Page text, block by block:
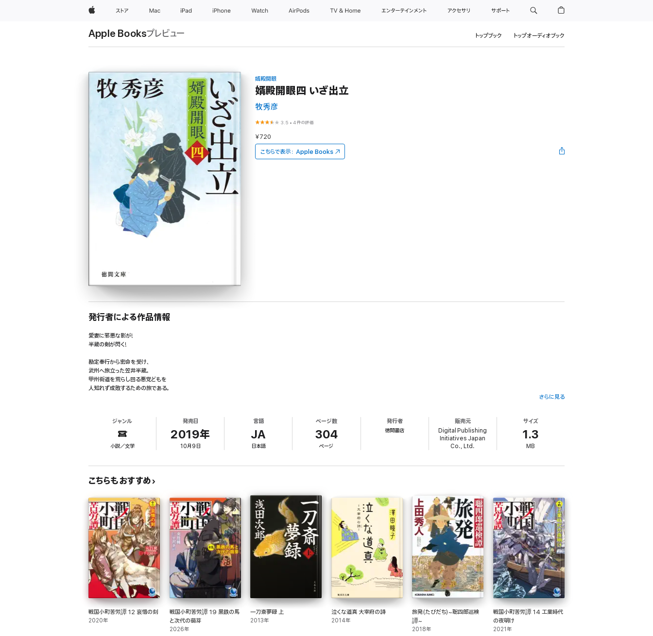
Appleストア Mac iPad iPhone Watch AirPods TV & Home エンターテインメント アクセサリ サポート
Apple Booksプレビュー トップブック トップオーディオブック
婿殿開眼
婿殿開眼四 いざ出立
牧秀彦
3.5 •4件の評価
¥720
こちらで表示： Apple Books
発行者による作品情報
愛妻に邪悪な影が!
半蔵の剣が閃く!
勘定奉行から密命を受け、
武州へ旅立った笠井半蔵。
甲州街道を荒らし回る悪党どもを
人知れず成敗するための旅である。
一方、江戸に残してきた愛妻・佐和にも邪悪な影が忍び寄っていた――!
(『算盤侍影御用 婿殿勝負』改題)
<目次>
第一章 半蔵独り旅
第二章 意地焼く愛妻
第四章 危機迫る夫婦
第五章 九死に一生
第六章 好敵手との一夜
第七章 不器用なれど
第八章 護るが使命
さらに見る
ジャンル
小説／文学
発売日
2019年
10月9日
言語
JA
日本語
ページ数
304
ページ
発行者
徳間書店
販売元
Digital Publishing
Initiatives Japan
Co., Ltd.
サイズ
1.3
MB
こちらもおすすめ
戦国小町苦労譚 12 哀惜の刻
2020年
戦国小町苦労譚 19 黒鉄の馬
と次代の萌芽
2026年
一刀斎夢録 上
2013年
泣くな道真 大宰府の詩
2014年
旅発(たびだち)~聡四郎巡検
譚~
2018年
戦国小町苦労譚 14 工業時代
の夜明け
2021年